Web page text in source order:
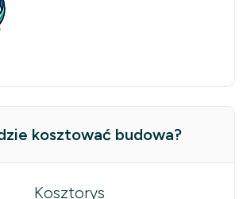
kosztować budowa?
Kosztorys